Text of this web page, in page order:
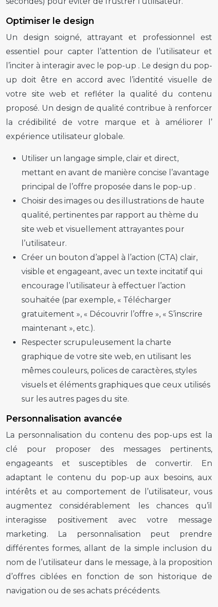
Optimiser le design
Un design soigné, attrayant et professionnel est
essentiel pour capter l’attention de l’utilisateur et
l’inciter à interagir avec le pop-up . Le design du pop-
up doit être en accord avec l’identité visuelle de
votre site web et refléter la qualité du contenu
proposé. Un design de qualité contribue à renforcer
la crédibilité de votre marque et à améliorer l’
expérience utilisateur globale.
Utiliser un langage simple, clair et direct,
mettant en avant de manière concise l’avantage
principal de l’offre proposée dans le pop-up .
Choisir des images ou des illustrations de haute
qualité, pertinentes par rapport au thème du
site web et visuellement attrayantes pour
l’utilisateur.
Créer un bouton d’appel à l’action (CTA) clair,
visible et engageant, avec un texte incitatif qui
encourage l’utilisateur à effectuer l’action
souhaitée (par exemple, « Télécharger
gratuitement », « Découvrir l’offre », « S’inscrire
maintenant », etc.).
Respecter scrupuleusement la charte
graphique de votre site web, en utilisant les
mêmes couleurs, polices de caractères, styles
visuels et éléments graphiques que ceux utilisés
sur les autres pages du site.
Personnalisation avancée
La personnalisation du contenu des pop-upsest la
clé pour proposer des messages pertinents,
engageants et susceptibles de convertir. En
adaptant le contenu du pop-upaux besoins, aux
intérêts et au comportement de l’utilisateur, vous
augmentez considérablement les chances qu’il
interagisse positivement avec votre message
marketing. La personnalisation peut prendre
différentes formes, allant de la simple inclusion du
nom de l’utilisateur dans le message, à la proposition
d’offres ciblées en fonction de son historique de
navigation ou de ses achats précédents.